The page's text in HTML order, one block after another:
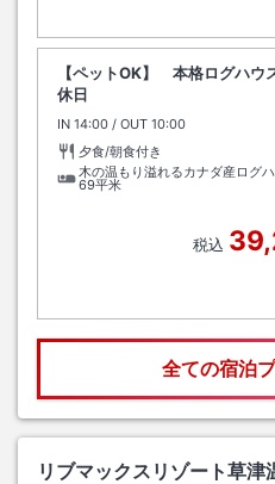
【ペットOK】 本格ログハウ
休日
IN チェックイン
14:00 / OUT チェックアウト
10:00
夕食/朝食付き
木の温もり溢れるカナダ産ログ
69平米
税込
全ての宿泊
リブマックスリゾート草津